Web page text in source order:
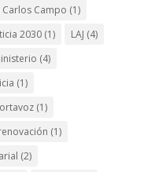
Carlos Campo (1)
2030(1) LAJ (4)
(4)
(1)
(1)
(1)
(2)